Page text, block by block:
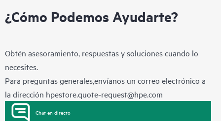
¿Cómo Podemos Ayudarte?
Obtén asesoramiento, respuestas y soluciones cuando lo
necesites.
Para preguntas generales,envíanos un correo electrónico a
la dirección hpestore.quote-request@hpe.com
Chat en directo